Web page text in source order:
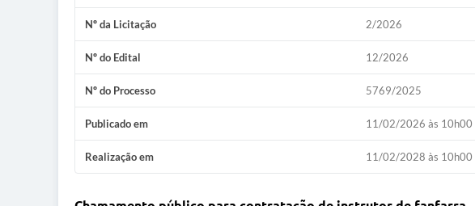
Nº da Licitação 2/2026
Nº do Edital 12/2026
Nº do Processo 5769/2025
Publicado em 11/02/2026 às 10h00
Realização em 11/02/2028 às 10h00